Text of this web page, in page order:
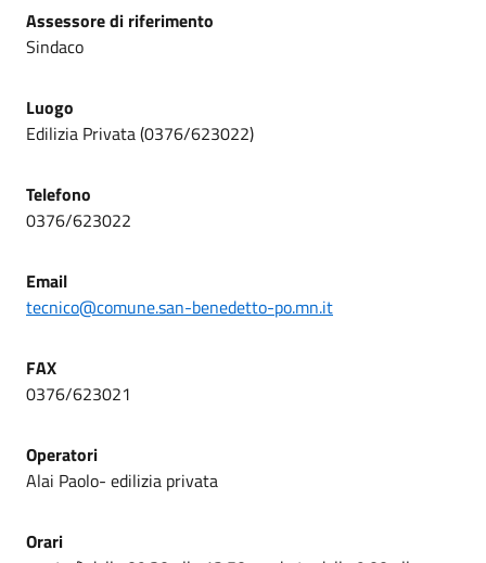
Assessore di riferimento
Sindaco
Luogo
Edilizia Privata (0376/623022)
Telefono
0376/623022
Email
tecnico@comune.san-benedetto-po.mn.it
FAX
0376/623021
Operatori
Alai Paolo- edilizia privata
Orari